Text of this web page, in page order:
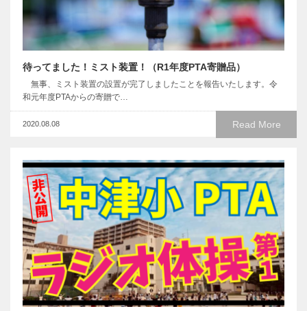
待ってました！ミスト装置！（R1年度PTA寄贈品）
無事、ミスト装置の設置が完了しましたことを報告いたします。令
和元年度PTAからの寄贈で…
Read More
2020.08.08